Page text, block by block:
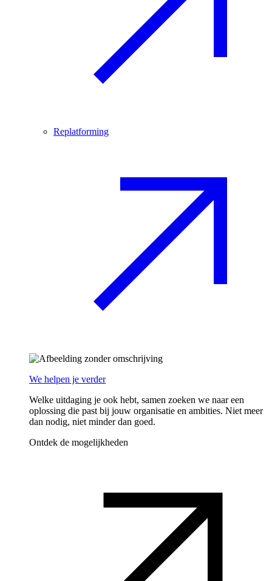
Replatforming
We helpen je verder
Welke uitdaging je ook hebt, samen zoeken we naar een
oplossing die past bij jouw organisatie en ambities. Niet meer
dan nodig, niet minder dan goed.
Ontdek de mogelijkheden